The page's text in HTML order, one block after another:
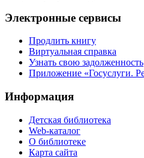
Электронные сервисы
Продлить книгу
Виртуальная справка
Узнать свою задолженность
Приложение «Госуслуги.
Информация
Детская библиотека
Web-каталог
О библиотеке
Карта сайта